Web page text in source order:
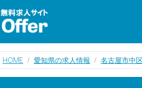
HOME 愛知県の求人情報 名古屋市中